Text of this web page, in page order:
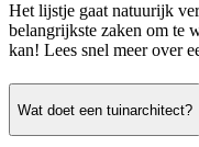
Het lijstje gaat natuurijk
belangrijkste zaken om te
kan! Lees snel meer over
Wat doet een tuinarchitect?